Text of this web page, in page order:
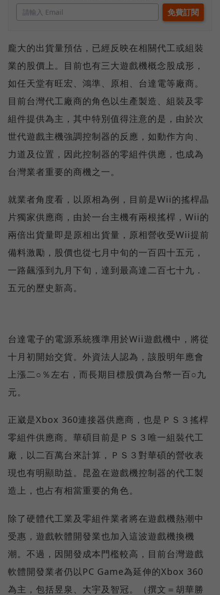
龐大的出貨量預估，已經反映在相關代工或組裝
業的股價上。目前也有三大遊戲機概念股成形，
如任天堂有旺宏、鴻準、原相、台達電等廠商。
目前台灣代工廠商的角色以生產製造、組裝及零
組件提供為主，其中特別值得注意的是，由於次
世代遊戲主機強調控制器的反應，如動作方向、
力道及位置，因此控制器的零組件供應，也成為
台灣業者重要的商機之一。
就業者角度看，以原相為例，目前是Wii的搖桿晶
片獨家供應商，由於一台主機有兩根搖桿，Wii的
兩倍出貨量即是原相出貨量，原相營收受Wii提前
備料激勵，股價也從七月中旬的一百四十五元，
一路飆漲到九月下旬，達到最高達二百七十九．
五元的歷史新高。
台達電子的電源系統獲準用於Wii遊戲機中，將從
十月初開始交貨。外資法人認為，該股明年應會
上漲二○％左右，而長期目標股價為台幣一百○九
元。
正崴是Xbox 360連接器供應商，也是ＰＳ３搖桿
零組件供應商。華碩目前是ＰＳ３唯一組裝代工
廠，以二百萬台來計算，ＰＳ３對華碩的營收表
現也有明顯助益。昆盈在遊戲機控制器的代工製
造上，也占有相當重要的角色。
除了硬體代工業及零組件業者將在遊戲機熱潮中
受惠，遊戲軟體開發業也加入這波遊戲機換機
潮。不過，因開發成本門檻較高，目前台灣遊戲
軟體開發業者仍以PC Game為延伸的Xbox 360
為主，包括昱泉、大宇及智冠。（撰文＝胡華勝